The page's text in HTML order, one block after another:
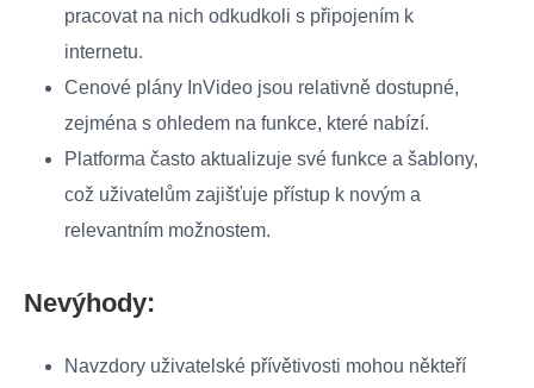
pracovat na nich odkudkoli s připojením k
internetu.
Cenové plány InVideo jsou relativně dostupné,
zejména s ohledem na funkce, které nabízí.
Platforma často aktualizuje své funkce a šablony,
což uživatelům zajišťuje přístup k novým a
relevantním možnostem.
Nevýhody:
Navzdory uživatelské přívětivosti mohou někteří